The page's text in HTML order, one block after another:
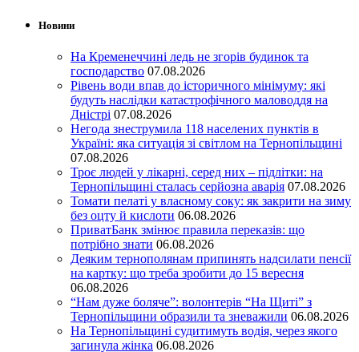
Новини
На Кременеччині ледь не згорів будинок та
господарство 07.08.2026
Рівень води впав до історичного мінімуму: які
будуть наслідки катастрофічного маловоддя на
Дністрі 07.08.2026
Негода знеструмила 118 населених пунктів в
Україні: яка ситуація зі світлом на Тернопільщині
07.08.2026
Троє людей у лікарні, серед них – підлітки: на
Тернопільщині сталась серйозна аварія 07.08.2026
Томати пелаті у власному соку: як закрити на зиму
без оцту й кислоти 06.08.2026
ПриватБанк змінює правила переказів: що
потрібно знати 06.08.2026
Деяким тернополянам припинять надсилати пенсії
на картку: що треба зробити до 15 вересня
06.08.2026
“Нам дуже боляче”: волонтерів “На Щиті” з
Тернопільщини образили та зневажили 06.08.2026
На Тернопільщині судитимуть водія, через якого
загинула жінка 06.08.2026